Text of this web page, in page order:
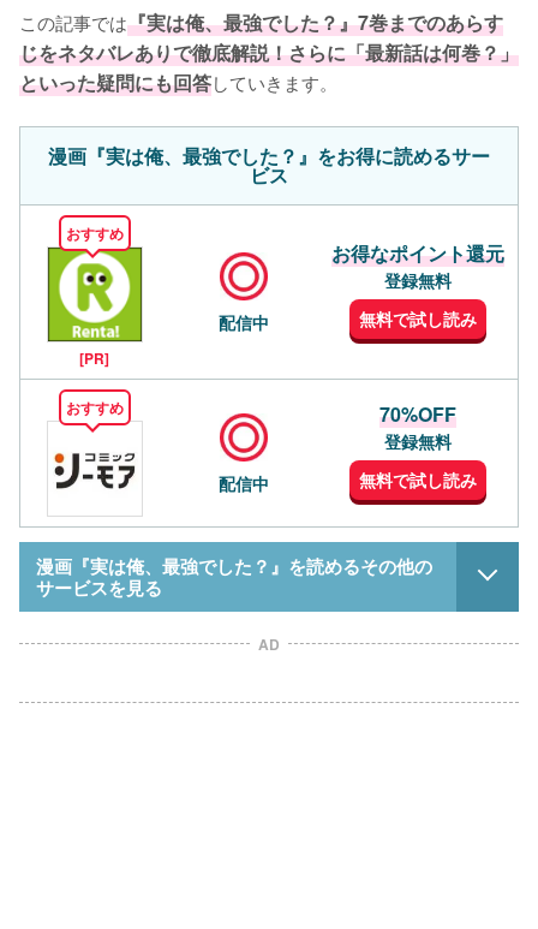
この記事では『実は俺、最強でした？』7巻までのあらす
じをネタバレありで徹底解説！さらに「最新話は何巻？」
といった疑問にも回答していきます。
漫画『実は俺、最強でした？』をお得に読めるサー
ビス
おすすめ
[PR]
配信中
お得なポイント還元
登録無料
無料で試し読み
おすすめ
配信中
70%OFF
登録無料
無料で試し読み
漫画『実は俺、最強でした？』を読めるその他の
サービスを見る
AD